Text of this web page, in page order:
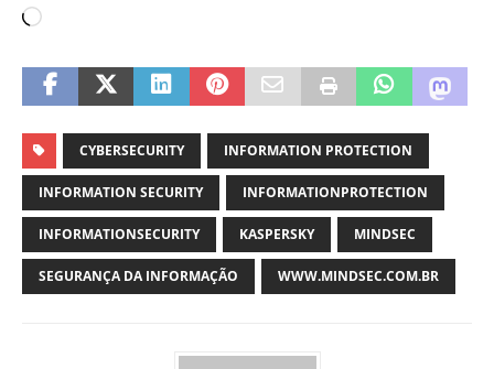
CYBERSECURITY INFORMATION PROTECTION
INFORMATION SECURITY INFORMATIONPROTECTION
INFORMATIONSECURITY KASPERSKY MINDSEC
SEGURANÇA DA INFORMAÇÃO WWW.MINDSEC.COM.BR